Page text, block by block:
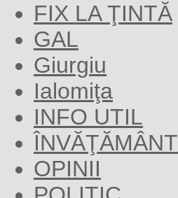
FIX LA ŢINTĂ
GAL
Giurgiu
Ialomiţa
INFO UTIL
ÎNVĂŢĂMÂNT
OPINII